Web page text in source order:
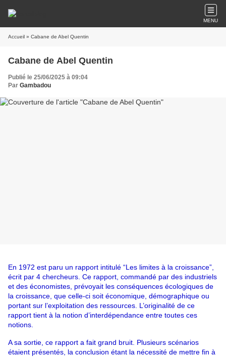
MENU
Accueil » Cabane de Abel Quentin
Cabane de Abel Quentin
Publié le 25/06/2025 à 09:04
Par Gambadou
En 1972 est paru un rapport intitulé “Les limites à la croissance”,
écrit par 4 chercheurs. Ce rapport, commandé par des industriels
et des économistes, prévoyait les conséquences écologiques de
la croissance, que celle-ci soit économique, démographique ou
portant sur l’exploitation des ressources. L’originalité de ce
rapport tient à la notion d’interdépendance entre toutes ces
notions.
A sa sortie, ce rapport a fait grand bruit. Plusieurs scénarios
étaient présentés, la conclusion étant la nécessité de mettre fin à